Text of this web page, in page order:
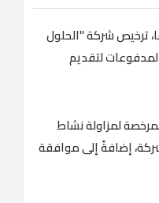
ترخيص شركة "الحلول
لتقديم
لمزاولة نشاط
في المملكة إلى 25 شركة، إضافةً إلى موافقة